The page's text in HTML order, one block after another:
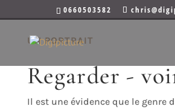
0660503582
UN PORTRAIT
Regarder -
Il est une évidence que le genre